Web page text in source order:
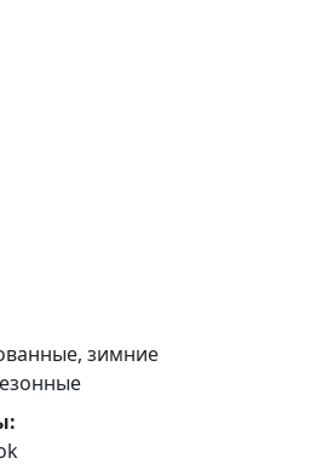
зимние